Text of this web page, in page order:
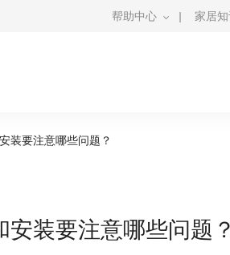
帮助中心 | 家居知
装要注意哪些问题？
装要注意哪些问题？